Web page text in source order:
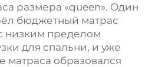
размера «queen». Один
бюджетный матрас
низким пределом
для спальни, и уже
матраса образовался